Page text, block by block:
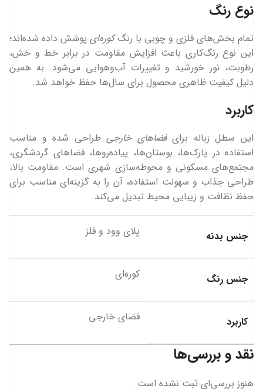
نوع رنگ
تمام بخش‌های فلزی و چوبی با رنگکوره‌ای پوشش داده شده‌اند؛
این نوع رنگ‌کاری باعث افزایش مقاومت در برابر خط و خش،
رطوبت، نور خورشید و تغییرات آب‌وهوایی می‌شود. به همین
دلیل کیفیت ظاهری محصول برای سال‌ها حفظ خواهد شد.
کاربرد
این سطل زباله برایفضاهای خارجیطراحی شده و مناسب
استفاده در پارک‌ها، بوستان‌ها، پیاده‌روها، فضاهای گردشگری،
مجتمع‌های مسکونی و محوطه‌سازی شهری است. مقاومت بالا،
طراحی جذاب و سهولت استفاده، آن را به گزینه‌ای مناسب برای
حفظ نظافت و زیبایی محیط تبدیل می‌کند.
جنس بدنه پلای وود و فلز
جنس رنگ کوره‌ای
کاربرد فضای خارجی
نقد و بررسی‌ها
هنوز بررسی‌ای ثبت نشده است.